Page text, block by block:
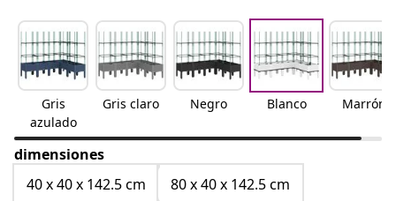
Gris
azulado
Gris claro Negro Blanco Marrón
dimensiones
40 x 40 x 142.5 cm
80 x 40 x 142.5 cm